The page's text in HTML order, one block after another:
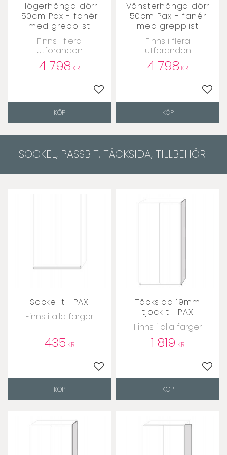
Högerhängd dörr
50cm Pax - fanér
med grepplist
Finns i flera
utföranden
4 798 KR
Lägg till i favoriter
KÖP
Vänsterhängd dörr
50cm Pax - fanér
med grepplist
Finns i flera
utföranden
4 798 KR
KÖP
SOCKEL, PASSBIT, TÄCKSIDA, TILLBEHÖR
Sockel till PAX
Finns i alla färger
435 KR
Lägg till i favoriter
KÖP
Täcksida 19mm
tjock till PAX
Finns i alla färger
1 819 KR
KÖP